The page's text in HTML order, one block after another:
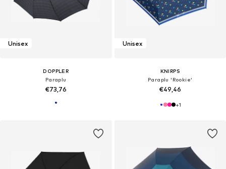
Unisex
DOPPLER
Paraplu
€73,76
Unisex
KNIRPS
Paraplu 'Rookie'
€49,46
+1